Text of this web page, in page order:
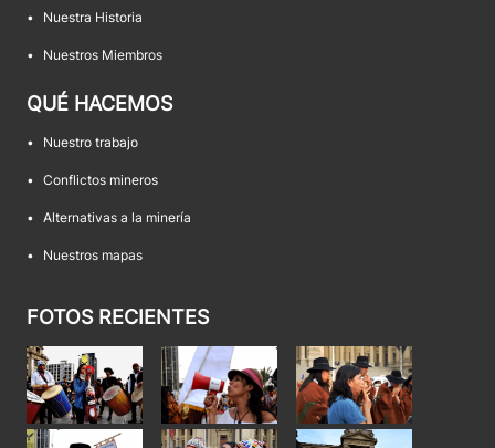
• Nuestra Historia
• Nuestros Miembros
QUÉ HACEMOS
• Nuestro trabajo
• Conflictos mineros
• Alternativas a la minería
• Nuestros mapas
FOTOS RECIENTES